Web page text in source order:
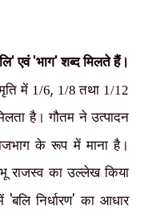
'एवं'भाग'शब्द मिलते हैं।
में 1/6, 1/8 तथा 1/12
है। गौतम ने उत्पादन
के रूप में माना है।
भू राजस्व का उल्लेख किया
'बलि निर्धारण'का आधार